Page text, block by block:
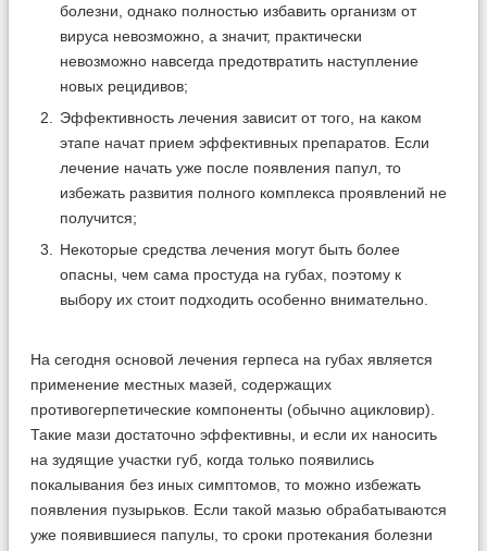
болезни, однако полностью избавить организм от
вируса невозможно, а значит, практически
невозможно навсегда предотвратить наступление
новых рецидивов;
Эффективность лечения зависит от того, на каком
этапе начат прием эффективных препаратов. Если
лечение начать уже после появления папул, то
избежать развития полного комплекса проявлений не
получится;
Некоторые средства лечения могут быть более
опасны, чем сама простуда на губах, поэтому к
выбору их стоит подходить особенно внимательно.
На сегодня основой лечения герпеса на губах является
применение местных мазей, содержащих
противогерпетические компоненты (обычно ацикловир).
Такие мази достаточно эффективны, и если их наносить
на зудящие участки губ, когда только появились
покалывания без иных симптомов, то можно избежать
появления пузырьков. Если такой мазью обрабатываются
уже появившиеся папулы, то сроки протекания болезни